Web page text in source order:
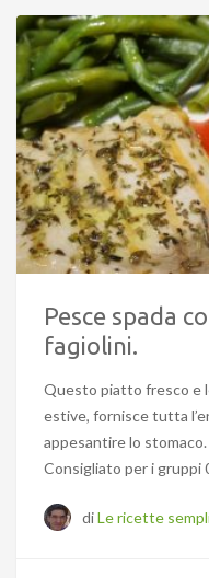
Pesce spada
fagiolini.
Questo piatto fresco e
estive, fornisce tutta
appesantire lo stomaco.
Consigliato per i gruppi
diLe ricette